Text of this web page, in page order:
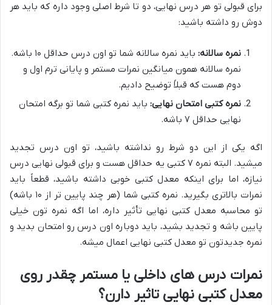
برای قبولی تو هر درس نهایی، دو تا شرط اصلی وجود داره که باید هر
دوش رو داشته باشید:
نمره سالانه:
باید نمره سالانه شما تو اون درس حداقل ۱۰ باشه.
نمره سالانه همون میانگین نمرات مستمر و پایانی ترم اول و
دوم هست که قبلاً توضیح دادیم.
نمره کتبی امتحان نهایی: باید نمره کتبی شما تو برگه امتحان
نهایی حداقل ۷ باشه.
اگه یکی از این دو شرط رو نداشته باشید، تو اون درس تجدید
میشید. البته نمره ۷ کتبی یه حداقل هست و برای قبولی نهایی درس
نیازه، اما برای اینکه معدل کتبی خوبی داشته باشید، قطعاً باید
نمرات بالاتری بگیرید. نمره کتبی شما (هر چند پایین تر از ۱۰ باشه)
تو محاسبه معدل کتبی نهایی تأثیر داره، اما اگه نمره تون خیلی
پایین باشه و تجدید بشید، باید دوباره اون درس رو امتحان بدید و
نمره جدیدتون تو معدل کتبی نهایی اعمال میشه.
نمرات درس های داخلی یا مستمر چقدر روی
معدل کتبی نهایی تاثیر دارن؟